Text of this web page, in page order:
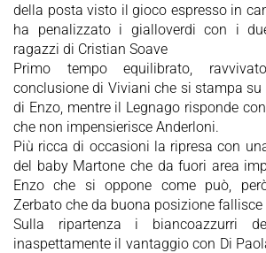
della posta visto il gioco espresso in
ha penalizzato i gialloverdi con i
ragazzi di Cristian Soave
Primo tempo equilibrato,
conclusione di Viviani che si stampa
di Enzo, mentre il Legnago risponde
che non impensierisce Anderloni.
Più ricca di occasioni la ripresa con
del baby Martone che da fuori area
Enzo che si oppone come può,
Zerbato che da buona posizione fallisce
Sulla ripartenza i biancoazzurri
inaspettamente il vantaggio con Di